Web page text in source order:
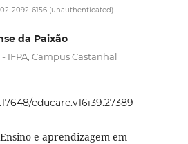
2092-6156 (unauthenticated)
da Paixão
IFPA, Campus Castanhal
educare.v16i39.27389
e aprendizagem em